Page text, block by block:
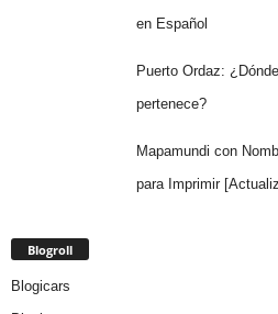
en Español
Puerto Ordaz:
pertenece?
Mapamundi con
para Imprimir
Blogroll
Blogicars